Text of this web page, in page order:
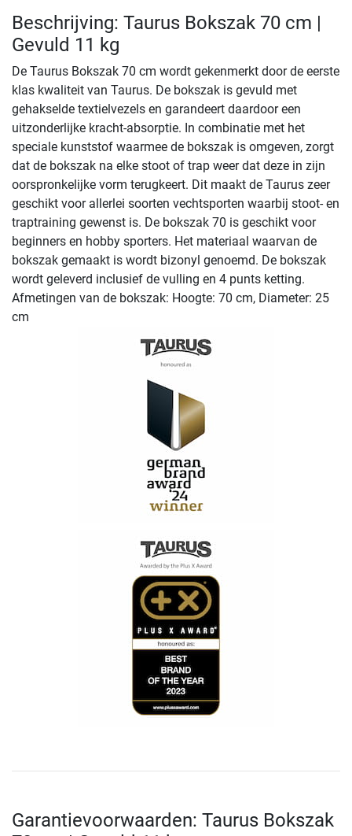
Beschrijving: Taurus Bokszak 70 cm |
Gevuld 11 kg
De Taurus Bokszak 70 cm wordt gekenmerkt door de eerste
klas kwaliteit van Taurus. De bokszak is gevuld met
gehakselde textielvezels en garandeert daardoor een
uitzonderlijke kracht-absorptie. In combinatie met het
speciale kunststof waarmee de bokszak is omgeven, zorgt
dat de bokszak na elke stoot of trap weer dat deze in zijn
oorspronkelijke vorm terugkeert. Dit maakt de Taurus zeer
geschikt voor allerlei soorten vechtsporten waarbij stoot- en
traptraining gewenst is. De bokszak 70 is geschikt voor
beginners en hobby sporters. Het materiaal waarvan de
bokszak gemaakt is wordt bizonyl genoemd. De bokszak
wordt geleverd inclusief de vulling en 4 punts ketting.
Afmetingen van de bokszak: Hoogte: 70 cm, Diameter: 25
cm
Garantievoorwaarden: Taurus Bokszak